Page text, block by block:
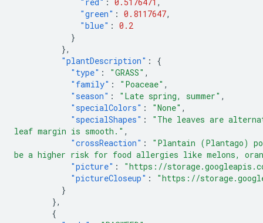
"green" : 0.8117647,
"blue" : 0.2
}
},
"plantDescription" :
{
"type" : "GRASS" ,
"family" : "Poaceae" ,
"season" : "Late spring, summer" ,
"specialColors" : "None" ,
"specialShapes" :
"The leaves are
leaf margin is smooth." ,
"crossReaction" :
"Plantain (Plantago)
be a higher risk for food allergies like melons,
"picture" :
"https://
"pictureCloseup" :
"https://
}
},
{